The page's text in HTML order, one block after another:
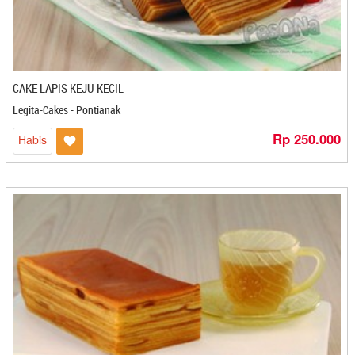
Hj Baniyah - Cilegon
Hj. Eha Malingping - Cilegon
HJ. Novilda - Banjarbaru
Ice Snack - Pekanbaru
Ikkmel Tri - Cilacap
Ikm Bilal Ekar Snack - Gorontalo
Ima's Cake & Bakery - Cirebon
Immanuel - Makasar
Indolia - Cilacap
Indra Multi Produk - Cirebon
Intip - Medan
CAKE LAPIS KEJU KECIL
Legita-Cakes - Pontianak
Habis Rp 250.000